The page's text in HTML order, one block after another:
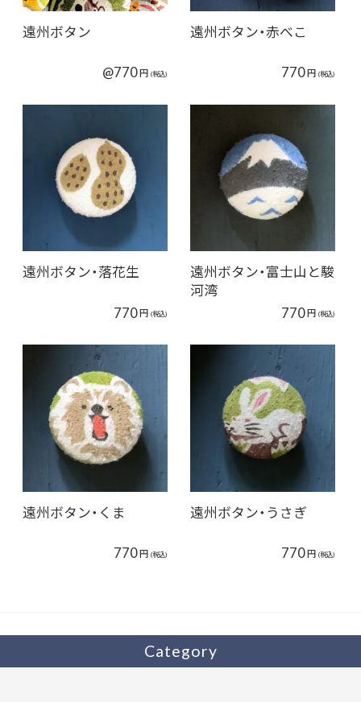
遠州ボタン
@770円 (税込)
遠州ボタン・赤べこ
770円 (税込)
遠州ボタン・落花生
770円 (税込)
遠州ボタン・富士山と駿
河湾
770円 (税込)
遠州ボタン・くま
770円 (税込)
遠州ボタン・うさぎ
770円 (税込)
Category